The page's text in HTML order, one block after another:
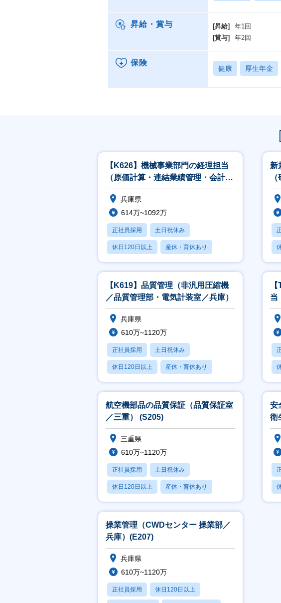
昇給・賞与 [昇給]
年1回
[賞与]
年2回
保険
健康 厚生年金
【K626】機械事業部門の経理担当
（原価計算・連結業績管理・会計シ
ステム再構築／東京・兵庫）
兵庫県
614万~1092万
正社員採用 土日祝休み
休日120日以上 産休・育休あり
月残業20時間以内
新
ア
【K619】品質管理（非汎用圧縮機
／品質管理部・電気計装室／兵庫）
兵庫県
610万~1120万
正社員採用 土日祝休み
休日120日以上 産休・育休あり
月残業20時間以内
当
京
航空機部品の品質保証（品質保証室
／三重） (S205)
三重県
610万~1120万
正社員採用 土日祝休み
休日120日以上 産休・育休あり
月残業20時間以内
安
衛
（
操業管理（CWDセンター 操業部／
兵庫）(E207)
兵庫県
610万~1120万
正社員採用 休日120日以上